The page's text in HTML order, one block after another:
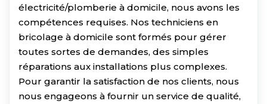
électricité/plomberie à domicile, nous avons les
compétences requises. Nos techniciens en
bricolage à domicile sont formés pour gérer
toutes sortes de demandes, des simples
réparations aux installations plus complexes.
Pour garantir la satisfaction de nos clients, nous
nous engageons à fournir un service de qualité,